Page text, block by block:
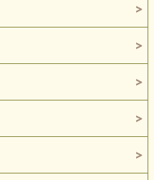
り返した鹿の子ボーダ
の差を抑えた落ち着き
糸による濃淡が重なっ
では編み目と色の揺ら
静かに溶けていくよう